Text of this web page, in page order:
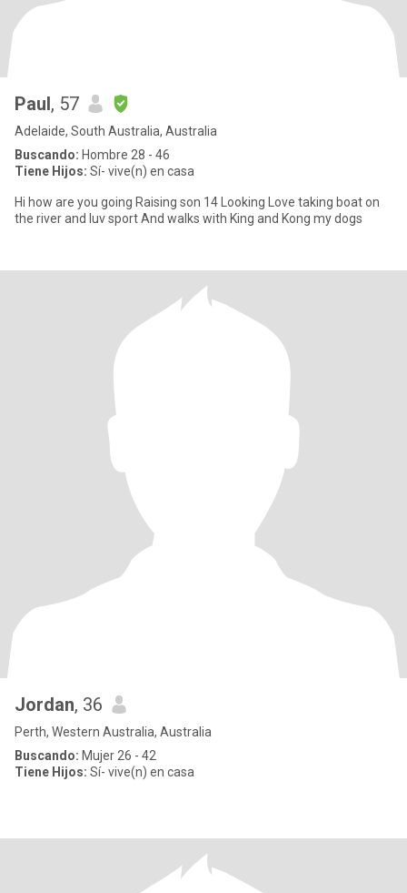
Paul, 57
Adelaide, South Australia, Australia
Buscando: Hombre 28 - 46
Tiene Hijos: Sí- vive(n) en casa
Hi how are you going Raising son 14 Looking Love taking boat on
the river and luv sport And walks with King and Kong my dogs
Jordan, 36
Perth, Western Australia, Australia
Buscando: Mujer 26 - 42
Tiene Hijos: Sí- vive(n) en casa